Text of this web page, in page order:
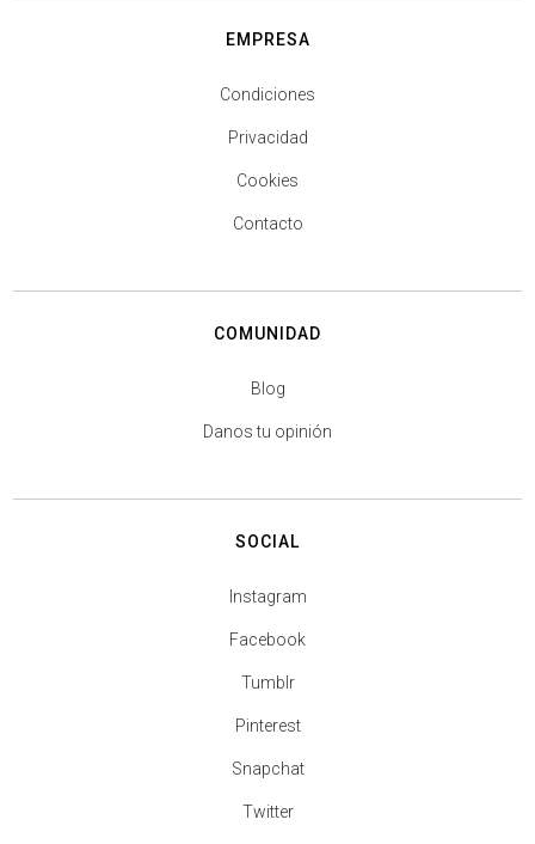
EMPRESA
Condiciones
Privacidad
Cookies
Contacto
COMUNIDAD
Blog
Danos tu opinión
SOCIAL
Instagram
Facebook
Tumblr
Pinterest
Snapchat
Twitter